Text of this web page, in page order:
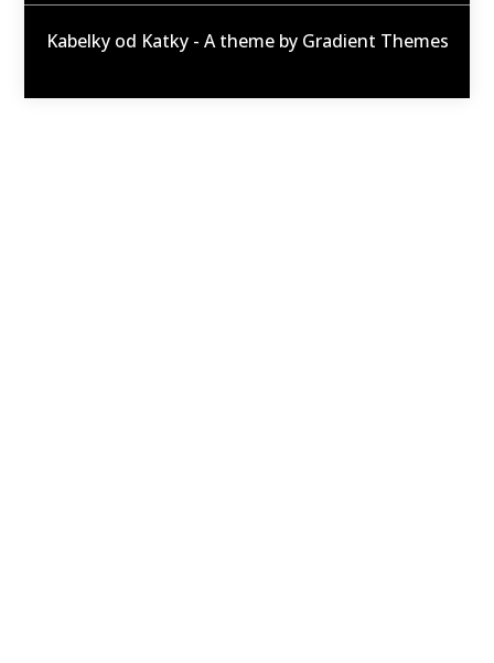
Kabelky od Katky - A theme by Gradient Themes